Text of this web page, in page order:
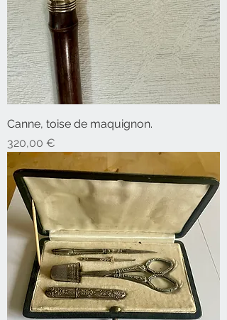
Canne, toise de maquignon.
Prix
320,00 €